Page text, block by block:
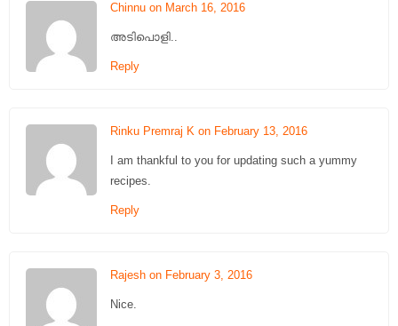
Chinnu on March 16, 2016
അടിപൊളി..
Reply
Rinku Premraj K on February 13, 2016
I am thankful to you for updating such a yummy
recipes.
Reply
Rajesh on February 3, 2016
Nice.